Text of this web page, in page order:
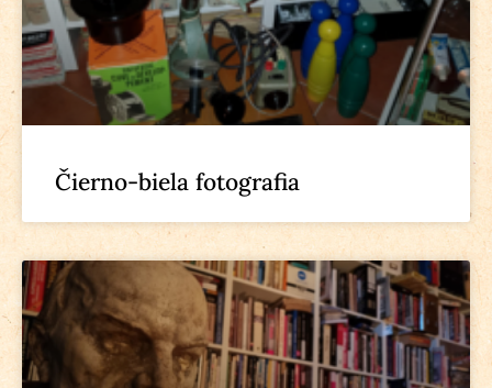
Čierno-biela fotografia